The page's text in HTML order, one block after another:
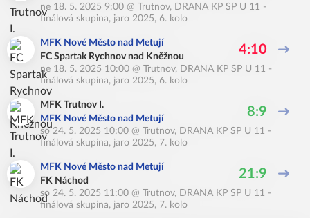
ne 18. 5. 2025 9:00 @ Trutnov, DRANA KP SP U 11 -
finálová skupina, jaro 2025, 6. kolo
MFK Nové Město nad Metují
FC Spartak Rychnov nad Kněžnou
4:10
ne 18. 5. 2025 10:00 @ Trutnov, DRANA KP SP U 11 -
finálová skupina, jaro 2025, 6. kolo
MFK Trutnov I.
MFK Nové Město nad Metují
8:9
so 24. 5. 2025 10:00 @ Trutnov, DRANA KP SP U 11 -
finálová skupina, jaro 2025, 7. kolo
MFK Nové Město nad Metují
FK Náchod
21:9
so 24. 5. 2025 11:00 @ Trutnov, DRANA KP SP U 11 -
finálová skupina, jaro 2025, 7. kolo